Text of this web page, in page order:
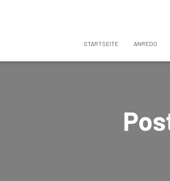
STARTSEITE ANREDO